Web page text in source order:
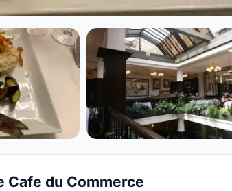
du
Cafe du Commerce